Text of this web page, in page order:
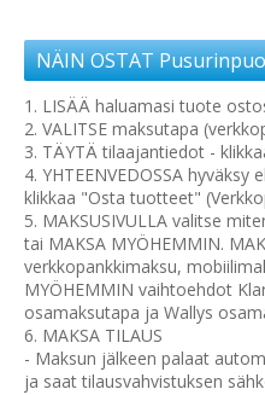
NÄIN OSTAT
1. LISÄÄ haluamasi tuote
2. VALITSE maksutapa
3. TÄYTÄ tilaajantiedot -
4. YHTEENVEDOSSA
klikkaa "Osta tuotteet"
5. MAKSUSIVULLA valitse
tai MAKSA MYÖHEMMIN.
verkkopankkimaksu,
MYÖHEMMIN vaihtoehdot
osamaksutapa ja Wallys
6. MAKSA TILAUS
- Maksun jälkeen palaat
ja saat tilausvahvistuksen